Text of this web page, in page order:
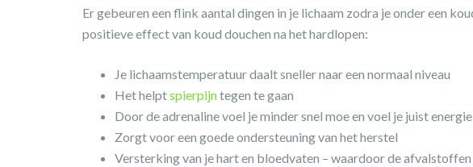
Er gebeuren een flink aantal dingen in je lichaam zodra je onder een
positieve effect van koud douchen na het hardlopen:
Je lichaamstemperatuur daalt sneller naar een normaal niveau
Het helptspierpijntegen te gaan
Door de adrenaline voel je minder snel moe en voel je juist
Zorgt voor een goede ondersteuning van het herstel
Versterking van je hart en bloedvaten – waardoor de